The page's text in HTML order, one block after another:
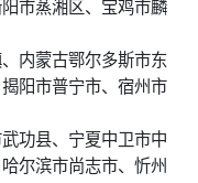
市蒸湘区、宝鸡市麟
内蒙古鄂尔多斯市东
阳市普宁市、宿州市
功县、宁夏中卫市中
尔滨市尚志市、忻州